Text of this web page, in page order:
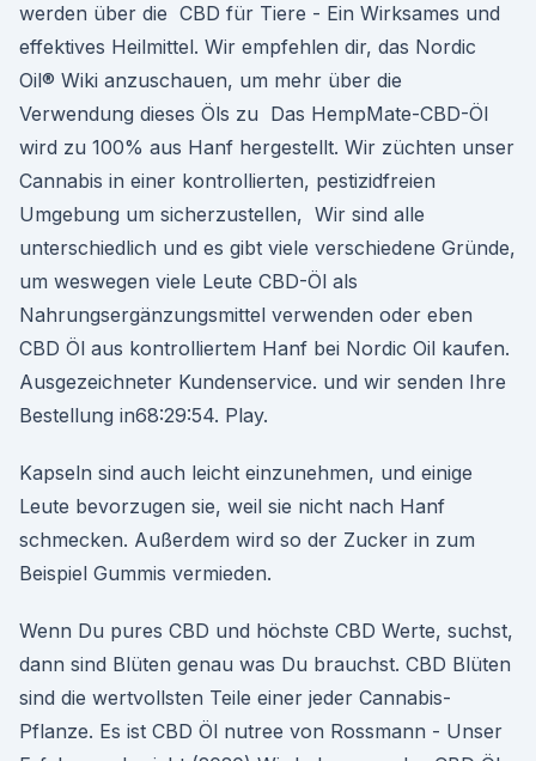
werden über die CBD für Tiere - Ein Wirksames und
effektives Heilmittel. Wir empfehlen dir, das Nordic
Oil® Wiki anzuschauen, um mehr über die
Verwendung dieses Öls zu Das HempMate-CBD-Öl
wird zu 100% aus Hanf hergestellt. Wir züchten unser
Cannabis in einer kontrollierten, pestizidfreien
Umgebung um sicherzustellen, Wir sind alle
unterschiedlich und es gibt viele verschiedene Gründe,
um weswegen viele Leute CBD-Öl als
Nahrungsergänzungsmittel verwenden oder eben
CBD Öl aus kontrolliertem Hanf bei Nordic Oil kaufen.
Ausgezeichneter Kundenservice. und wir senden Ihre
Bestellung in68:29:54. Play.
Kapseln sind auch leicht einzunehmen, und einige
Leute bevorzugen sie, weil sie nicht nach Hanf
schmecken. Außerdem wird so der Zucker in zum
Beispiel Gummis vermieden.
Wenn Du pures CBD und höchste CBD Werte, suchst,
dann sind Blüten genau was Du brauchst. CBD Blüten
sind die wertvollsten Teile einer jeder Cannabis-
Pflanze. Es ist CBD Öl nutree von Rossmann - Unser